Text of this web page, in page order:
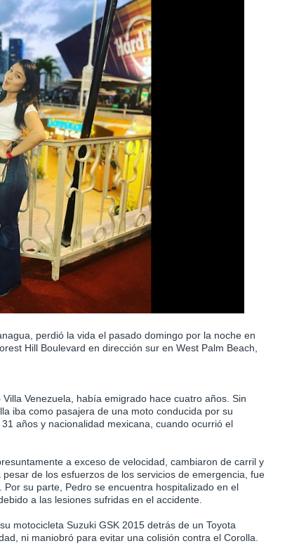
perdió la vida el pasado domingo por la noche en
Hill Boulevard en dirección sur en West Palm Beach,
Venezuela, había emigrado hace cuatro años. Sin
iba como pasajera de una moto conducida por su
años y nacionalidad mexicana, cuando ocurrió el
a exceso de velocidad, cambiaron de carril y
de los esfuerzos de los servicios de emergencia, fue
su parte, Pedro se encuentra hospitalizado en el
a las lesiones sufridas en el accidente.
motocicleta Suzuki GSK 2015 detrás de un Toyota
ni maniobró para evitar una colisión contra el Corolla.